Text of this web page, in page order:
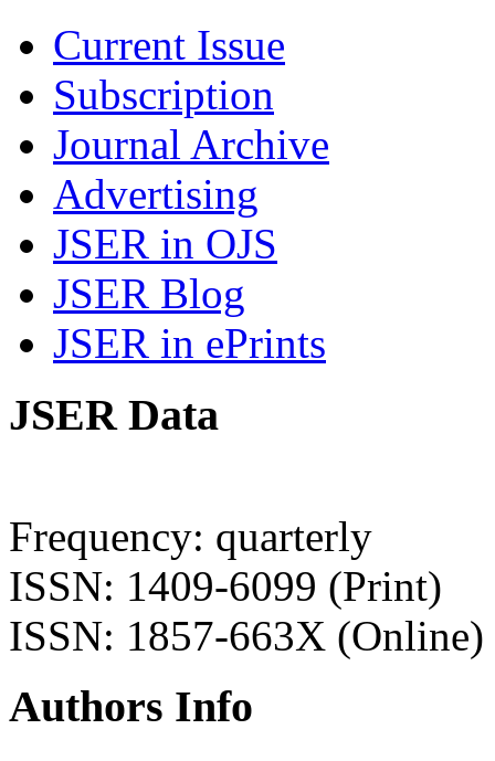
Current Issue
Subscription
Journal Archive
Advertising
JSER in OJS
JSER Blog
JSER in ePrints
JSER Data
Frequency: quarterly
ISSN: 1409-6099 (Print)
ISSN: 1857-663X (Online)
Authors Info